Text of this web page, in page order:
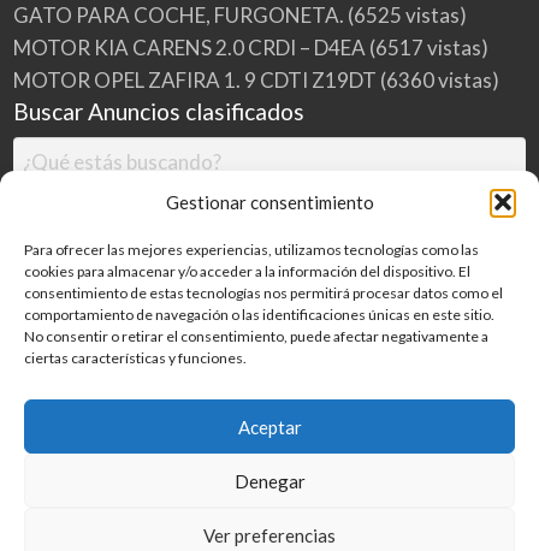
Gestionar consentimiento
Para ofrecer las mejores experiencias, utilizamos tecnologías como las
cookies para almacenar y/o acceder a la información del dispositivo. El
consentimiento de estas tecnologías nos permitirá procesar datos como el
comportamiento de navegación o las identificaciones únicas en este sitio.
No consentir o retirar el consentimiento, puede afectar negativamente a
ciertas características y funciones.
Aceptar
Denegar
Ver preferencias
GATO PARA COCHE, FURGONETA. (6525 vistas)
MOTOR KIA CARENS 2.0 CRDI – D4EA (6517 vistas)
MOTOR OPEL ZAFIRA 1. 9 CDTI Z19DT (6360 vistas)
Buscar Anuncios clasificados